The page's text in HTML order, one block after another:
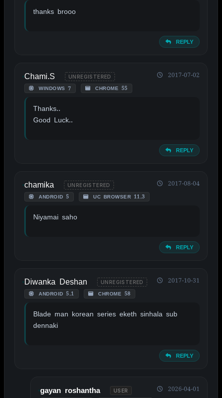
thanks brooo
REPLY
Chami.S UNREGISTERED
WINDOWS 7 CHROME 55
2017-07-02
Thanks..
Good Luck..
REPLY
chamika UNREGISTERED
ANDROID 5 UC BROWSER 11.3
2017-08-04
Niyamai saho
REPLY
Diwanka Deshan UNREGISTERED
ANDROID 5.1 CHROME 58
2017-10-31
Blade man korean series eketh sinhala sub
dennaki
REPLY
gayan roshantha USER 2026-04-01